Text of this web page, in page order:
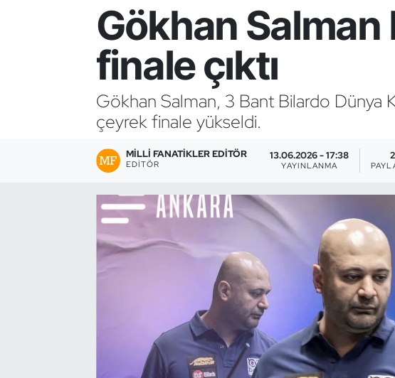
Gökhan Salman
finale çıktı
Gökhan Salman, 3 Bant Bilardo Dünya
çeyrek finale yükseldi.
MILLI FANATIKLER EDITÖR
EDITÖR
13.06.2026 - 17:38
YAYINLANMA
2
Bocce Bowling Dart
Buz Hokeyi